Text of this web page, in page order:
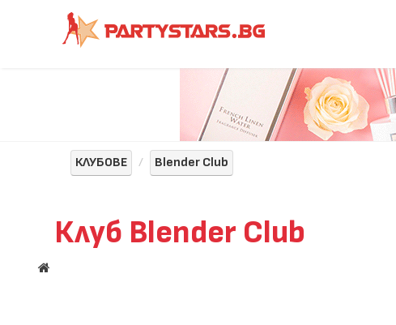
КЛУБОВЕ Blender Club
Клуб Blender Club